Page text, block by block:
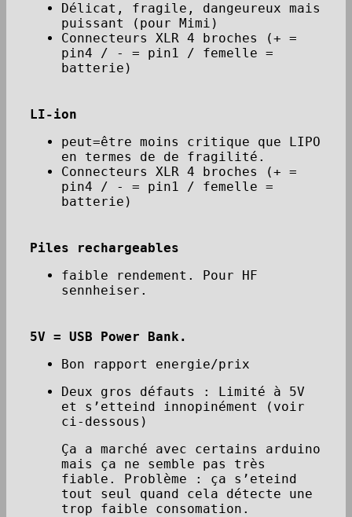
Délicat, fragile, dangeureux mais
puissant (pour Mimi)
Connecteurs XLR 4 broches (+ =
pin4 / - = pin1 / femelle =
batterie)
LI-ion
peut=être moins critique que LIPO
en termes de de fragilité.
Connecteurs XLR 4 broches (+ =
pin4 / - = pin1 / femelle =
batterie)
Piles rechargeables
faible rendement. Pour HF
sennheiser.
5V = USB Power Bank.
Bon rapport energie/prix
Deux gros défauts : Limité à 5V
et s’etteind innopinément (voir
ci-dessous)
Ça a marché avec certains arduino
mais ça ne semble pas très
fiable. Problème : ça s’eteind
tout seul quand cela détecte une
trop faible consomation.